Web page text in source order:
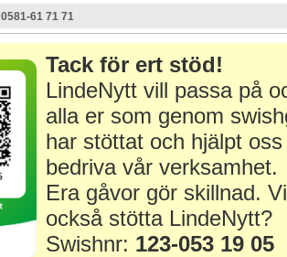
0581-61 71 71
Tack för ert stöd!
LindeNytt vill passa på
alla er som genom
har stöttat och hjälpt
bedriva vår verksamhet.
Era gåvor gör skillnad.
också stötta LindeNytt?
Swishnr: 123-053 19 05